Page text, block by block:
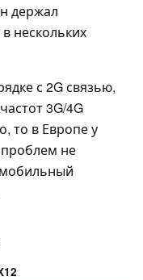
держал
нескольких
с 2G связью,
3G/4G
то в Европе у
не